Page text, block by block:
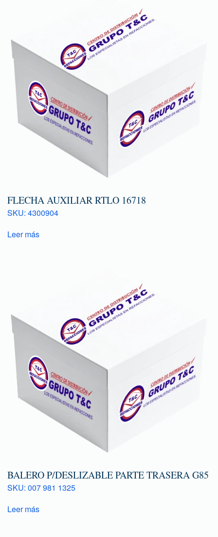
FLECHA AUXILIAR RTLO 16718
SKU: 4300904
Leer más
BALERO P/DESLIZABLE PARTE TRASERA G85
SKU: 007 981 1325
Leer más